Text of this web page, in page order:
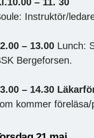
Instruktör/
– 13.00 Lunch:
Bergeforsen.
– 14.30
kommer